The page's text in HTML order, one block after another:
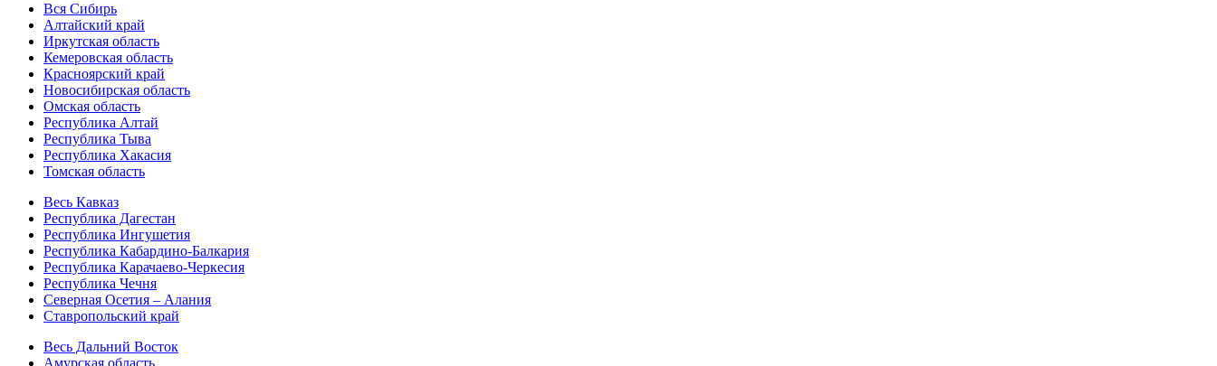
Вся Сибирь
Алтайский край
Иркутская область
Кемеровская область
Красноярский край
Новосибирская область
Омская область
Республика Алтай
Республика Тыва
Республика Хакасия
Томская область
Весь Кавказ
Республика Дагестан
Республика Ингушетия
Республика Кабардино-Балкария
Республика Карачаево-Черкесия
Республика Чечня
Северная Осетия – Алания
Ставропольский край
Весь Дальний Восток
Амурская область